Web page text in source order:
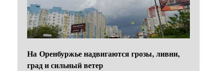
На Оренбуржье надвигаются грозы, ливни,
град и сильный ветер